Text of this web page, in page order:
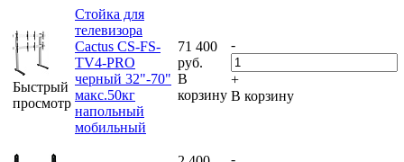
Быстрый
просмотр
Стойка для
телевизора
Cactus CS-FS-
TV4-PRO
черный 32"-70"
макс.50кг
напольный
мобильный
71 400
руб.
В
корзину
-
+
В корзину
-